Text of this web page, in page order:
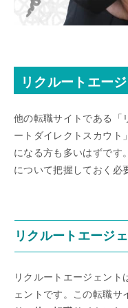
リクルートエー
他の転職サイトである「
ートダイレクトスカウト
になる方も多いはずです
について把握しておく必
リクルートエージ
リクルートエージェント
ェントです。この転職サ